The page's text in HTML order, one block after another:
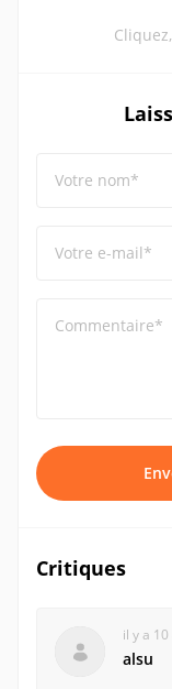
Votre nom*
Votre e-mail*
Commentaire*
Critiques
il y a 10
alsu